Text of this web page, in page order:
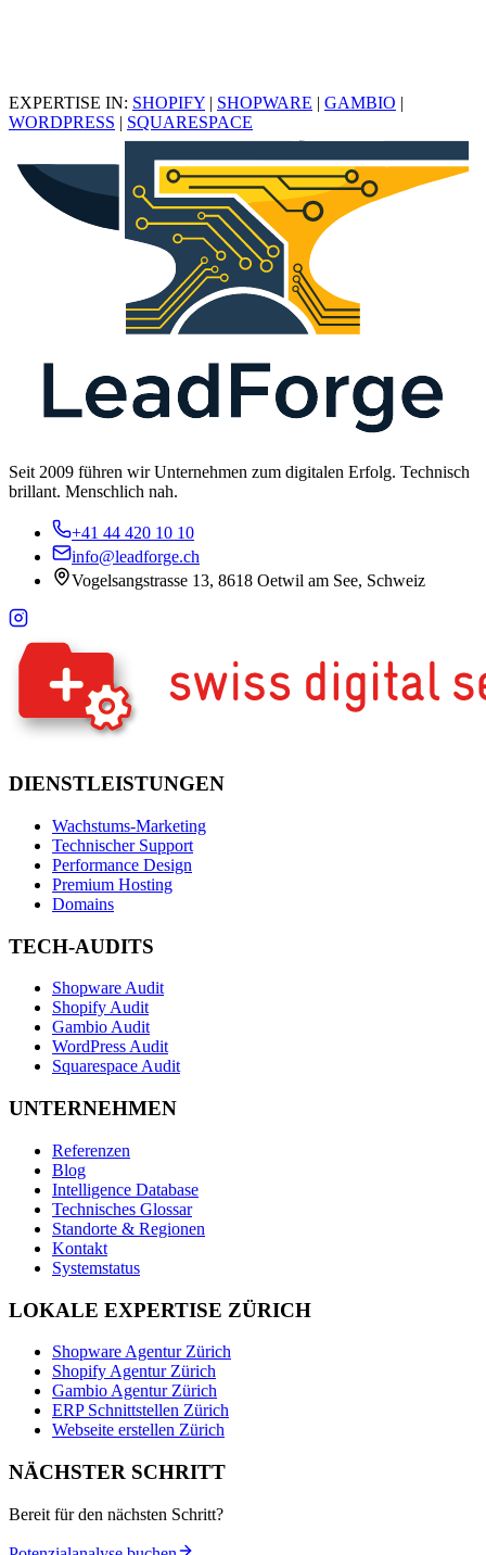
EXPERTISE IN: SHOPIFY | SHOPWARE | GAMBIO |
WORDPRESS | SQUARESPACE
Seit 2009 führen wir Unternehmen zum digitalen Erfolg. Technisch
brillant. Menschlich nah.
+41 44 420 10 10
info@leadforge.ch
Vogelsangstrasse 13, 8618 Oetwil am See, Schweiz
DIENSTLEISTUNGEN
Wachstums-Marketing
Technischer Support
Performance Design
Premium Hosting
Domains
TECH-AUDITS
Shopware Audit
Shopify Audit
Gambio Audit
WordPress Audit
Squarespace Audit
UNTERNEHMEN
Referenzen
Blog
Intelligence Database
Technisches Glossar
Standorte & Regionen
Kontakt
Systemstatus
LOKALE EXPERTISE ZÜRICH
Shopware Agentur Zürich
Shopify Agentur Zürich
Gambio Agentur Zürich
ERP Schnittstellen Zürich
Webseite erstellen Zürich
NÄCHSTER SCHRITT
Bereit für den nächsten Schritt?